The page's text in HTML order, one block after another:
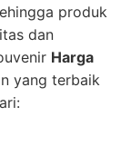
produk
dan
Harga
yang terbaik